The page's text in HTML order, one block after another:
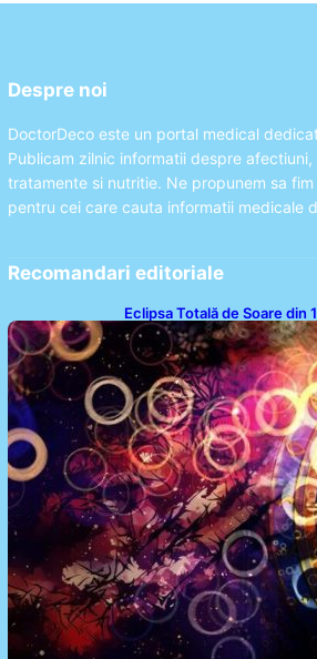
Despre noi
DoctorDeco este un portal medical
Publicam zilnic informatii despre
tratamente si nutritie. Ne propunem sa
pentru cei care cauta informatii medicale
Recomandari editoriale
Eclipsa Totală de Soare din
Analiză a Impactului asupra
18 Ani